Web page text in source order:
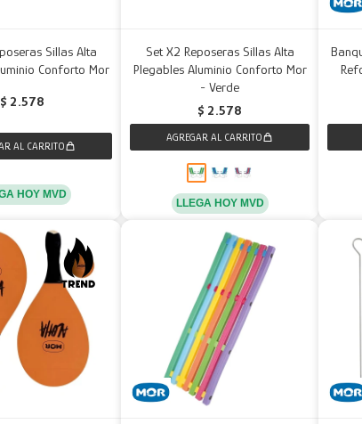
Sillas Alta
Conforto Mor
$ 2.578
HOY MVD
Set X2 Reposeras Sillas Alta
Plegables Aluminio Conforto Mor
- Verde
$ 2.578
LLEGA HOY MVD